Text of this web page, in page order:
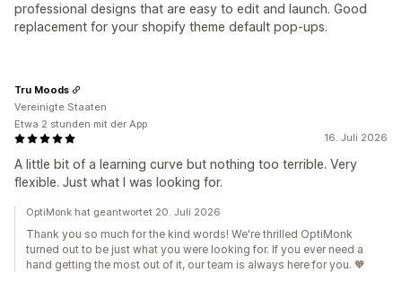
professional designs that are easy to edit and launch. Good
replacement for your shopify theme default pop-ups.
16. Juli 2026
A little bit of a learning curve but nothing too terrible. Very
flexible. Just what I was looking for.
Tru Moods
Vereinigte Staaten
Etwa 2 stunden mit der App
OptiMonk hat geantwortet 20. Juli 2026
Thank you so much for the kind words! We're thrilled OptiMonk
turned out to be just what you were looking for. If you ever need a
hand getting the most out of it, our team is always here for you. 🧡